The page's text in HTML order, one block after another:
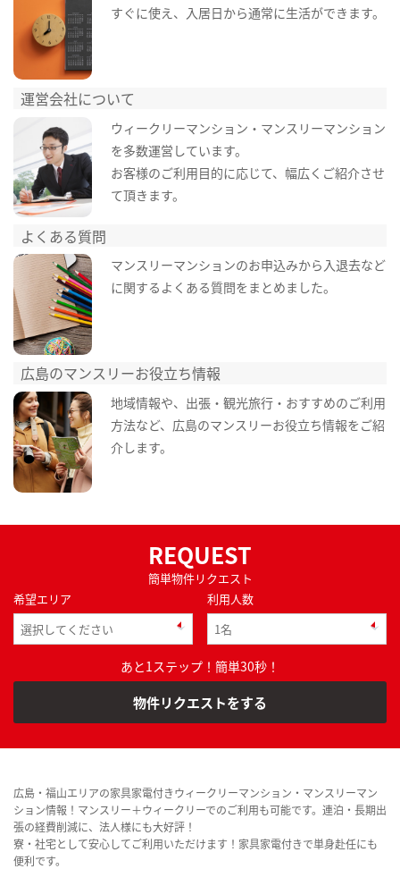
すぐに使え、入居日から通常に生活ができます。
運営会社について
ウィークリーマンション・マンスリーマンション
を多数運営しています。
お客様のご利用目的に応じて、幅広くご紹介させ
て頂きます。
よくある質問
マンスリーマンションのお申込みから入退去など
に関するよくある質問をまとめました。
広島のマンスリーお役立ち情報
地域情報や、出張・観光旅行・おすすめのご利用
方法など、広島のマンスリーお役立ち情報をご紹
介します。
REQUEST
簡単物件リクエスト
希望エリア
利用人数
あと1ステップ！簡単30秒！
物件リクエストをする
広島・福山エリアの家具家電付きウィークリーマンション・マンスリーマン
ション情報！マンスリー＋ウィークリーでのご利用も可能です。連泊・長期出
張の経費削減に、法人様にも大好評！
寮・社宅として安心してご利用いただけます！家具家電付きで単身赴任にも
便利です。